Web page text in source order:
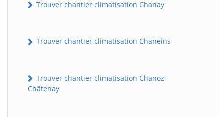
Trouver chantier climatisation Chanay
Trouver chantier climatisation Chaneins
Trouver chantier climatisation Chanoz-
Châtenay